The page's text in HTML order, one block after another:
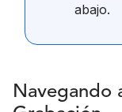
abajo.
Navegando